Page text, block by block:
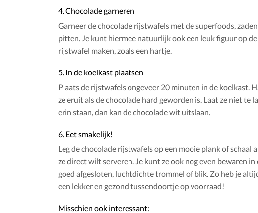
4. Chocolade garneren
Garneer de chocolade rijstwafels met de superfoods,
pitten. Je kunt hiermee natuurlijk ook een leuk figuur op de
rijstwafel maken, zoals een hartje.
5. In de koelkast plaatsen
Plaats de rijstwafels ongeveer 20 minuten in de koelkast.
ze eruit als de chocolade hard geworden is. Laat ze niet te
erin staan, dan kan de chocolade wit uitslaan.
6. Eet smakelijk!
Leg de chocolade rijstwafels op een mooie plank of schaal
ze direct wilt serveren. Je kunt ze ook nog even bewaren in
goed afgesloten, luchtdichte trommel of blik. Zo heb je
een lekker en gezond tussendoortje op voorraad!
Misschien ook interessant: